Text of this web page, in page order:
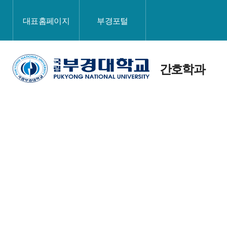
대표홈페이지 부경포털
간호학과